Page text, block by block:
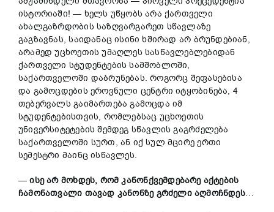
ისტორიაში! — ხელს უწყობს არა ქართველი
ახალგაზრდობის საზღვარგარეთ სწავლაზე
გაგზავნას, საიდანაც ისინი ხშირად არ ბრუნდებიან,
არამედ უცხოეთის უმაღლეს სასწავლებლებიდან
ქართველი სტუდენტების სამშობლოში,
საქართველოში დაბრუნებას. როგორც შეფასებისა
და გამოცდების ეროვნული ცენტრი იტყობინება, 4
თებერვალს გაიმართება გამოცდა იმ
სტუდენტებისთვის, რომლებსაც უცხოეთის
უნივერსიტეტების შემდეგ სწავლის გაგრძელება
საქართველოში სურთ, ან იქ სულ მცირე ერთი
სემესტრი მაინც ისწავლეს.
—ისე არ მოხდეს, რომ კანონქვემდებარე აქტების
ჩამონათვალი თავად კანონზე გრძელი აღმოჩნდეს…